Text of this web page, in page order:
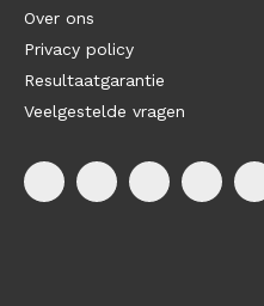
Over ons
Privacy policy
Resultaatgarantie
Veelgestelde vragen